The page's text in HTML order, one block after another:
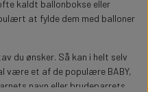
I TRÆ
PRINT
kaldt ballonbokse eller
at fylde dem med balloner
du ønsker. Så kan i helt selv
være et af de populære BABY,
navn eller brudeparrets